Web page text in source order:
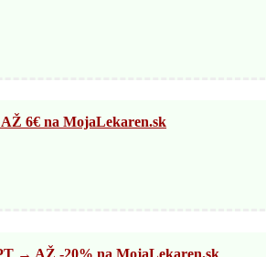
6€ na MojaLekaren.sk
→ AŽ -20% na MojaLekaren.sk